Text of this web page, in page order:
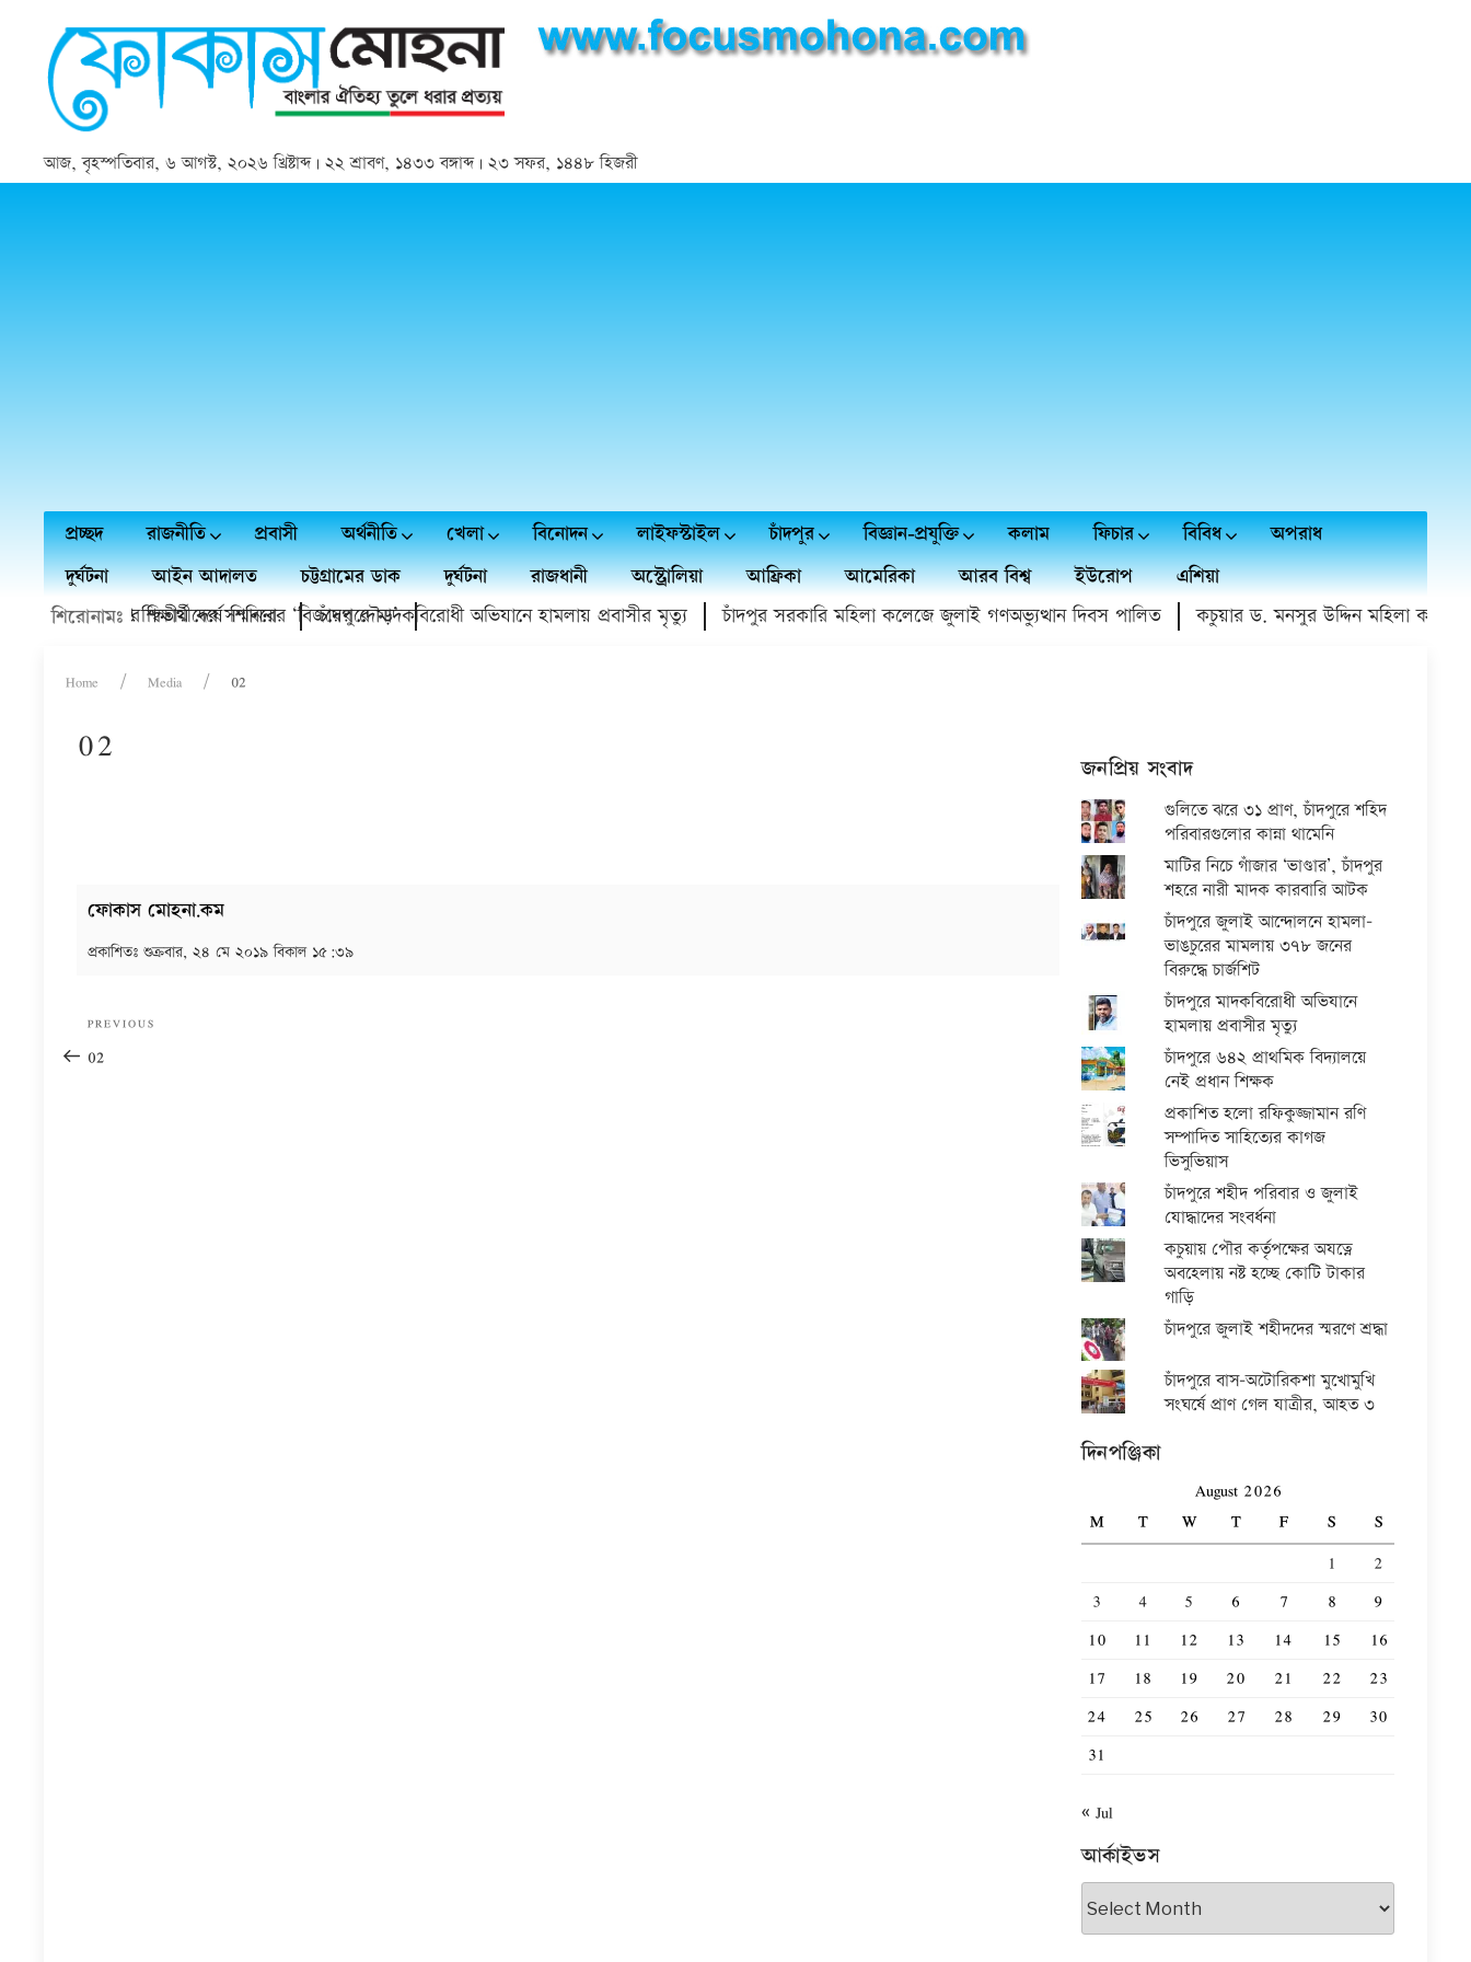
আজ, বৃহস্পতিবার, ৬ আগস্ট, ২০২৬ খ্রিষ্টাব্দ | ২২ শ্রাবণ, ১৪৩৩ বঙ্গাব্দ | ২৩ সফর, ১৪৪৮ হিজরী
প্রচ্ছদ রাজনীতি প্রবাসী অর্থনীতি খেলা বিনোদন লাইফস্টাইল চাঁদপুর বিজ্ঞান-প্রযুক্তি কলাম ফিচার বিবিধ
অপরাধ
দুর্ঘটনা
আইন আদালত চট্টগ্রামের ডাক দুর্ঘটনা রাজধানী অস্ট্রোলিয়া আফ্রিকা আমেরিকা আরব বিশ্ব ইউরোপ
এশিয়া
শিরোনামঃ
বৃত্তি প্রাপ্ত শিক্ষার্থীদের সম্মাননা চাঁদপুরে মাদকবিরোধী অভিযানে হামলায় প্রবাসীর মৃত্যু চাঁদপুর সরকারি মহিলা কলেজে জুলাই গণঅভ্যুত্থান দিবস পালিত কচুয়ার ড. মনসুর উদ্দিন মহিলা কলেজে
গণঅভ্যুত্থানের দ্বিতীয় বর্ষে শিবিরের ‘বিজয়ের দৌড়’
Home Media 02
02
ফোকাস মোহনা.কম
প্রকাশিতঃ শুক্রবার, ২৪ মে ২০১৯ বিকাল ১৫:৩৯
Previous
Post
PREVIOUS
02
জনপ্রিয় সংবাদ
গুলিতে ঝরে ৩১ প্রাণ, চাঁদপুরে শহিদ
পরিবারগুলোর কান্না থামেনি
মাটির নিচে গাঁজার ‘ভাণ্ডার’, চাঁদপুর
শহরে নারী মাদক কারবারি আটক
চাঁদপুরে জুলাই আন্দোলনে হামলা-
ভাঙচুরের মামলায় ৩৭৮ জনের
বিরুদ্ধে চার্জশিট
চাঁদপুরে মাদকবিরোধী অভিযানে
হামলায় প্রবাসীর মৃত্যু
চাঁদপুরে ৬৪২ প্রাথমিক বিদ্যালয়ে
নেই প্রধান শিক্ষক
প্রকাশিত হলো রফিকুজ্জামান রণি
সম্পাদিত সাহিত্যের কাগজ
ভিসুভিয়াস
চাঁদপুরে শহীদ পরিবার ও জুলাই
যোদ্ধাদের সংবর্ধনা
কচুয়ায় পৌর কর্তৃপক্ষের অযত্নে
অবহেলায় নষ্ট হচ্ছে কোটি টাকার
গাড়ি
চাঁদপুরে জুলাই শহীদদের স্মরণে শ্রদ্ধা
চাঁদপুরে বাস-অটোরিকশা মুখোমুখি
সংঘর্ষে প্রাণ গেল যাত্রীর, আহত ৩
দিনপঞ্জিকা
August 2026
M
T W T F S
S
1
2
3
4 5 6 7 8
9
10
11 12 13 14 15
16
17
18 19 20 21 22
23
24
25 26 27 28 29
30
31
« Jul
আর্কাইভস
আর্কাইভস